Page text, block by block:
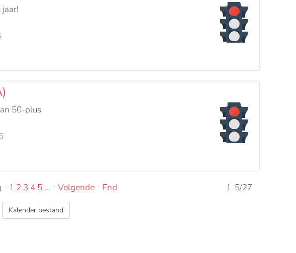
50-plus
- 1 2 3 4 5 ... -Volgende - End 1-5/27
Kalender bestand